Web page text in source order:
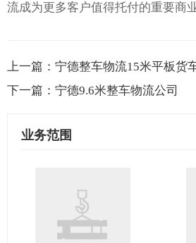
流成为更多客户值得托付的重要商
上一篇： 宁德整车物流15米平板货
下一篇： 宁德9.6米整车物流公司
业务范围